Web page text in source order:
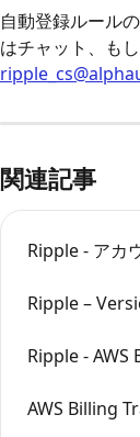
自動登録ルール
はチャット、も
関連記事
Ripple - アカ
Ripple –
Ripple -
AWS Billing